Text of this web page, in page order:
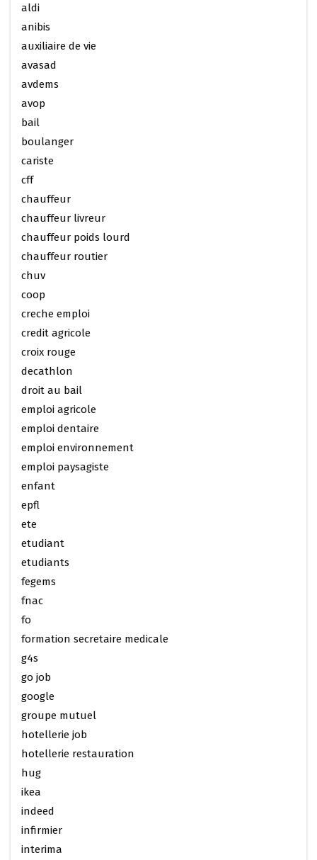
aldi
anibis
auxiliaire de vie
avasad
avdems
avop
bail
boulanger
cariste
cff
chauffeur
chauffeur livreur
chauffeur poids lourd
chauffeur routier
chuv
coop
creche emploi
credit agricole
croix rouge
decathlon
droit au bail
emploi agricole
emploi dentaire
emploi environnement
emploi paysagiste
enfant
epfl
ete
etudiant
etudiants
fegems
fnac
fo
formation secretaire medicale
g4s
go job
google
groupe mutuel
hotellerie job
hotellerie restauration
hug
ikea
indeed
infirmier
interima